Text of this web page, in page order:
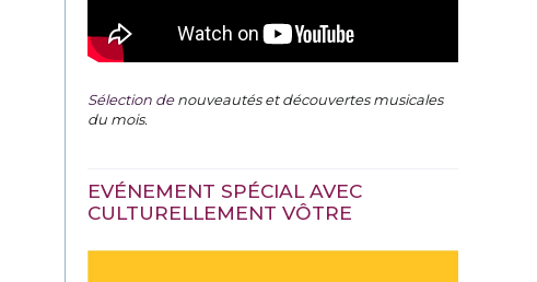
Sélection denouveautés et découvertes musicales
du mois.
EVÉNEMENT SPÉCIAL AVEC
CULTURELLEMENT VÔTRE